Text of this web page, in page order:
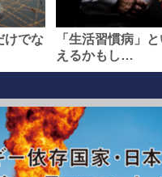
けでな
「生活習慣病」
えるかもし…